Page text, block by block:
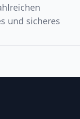
und sicheres